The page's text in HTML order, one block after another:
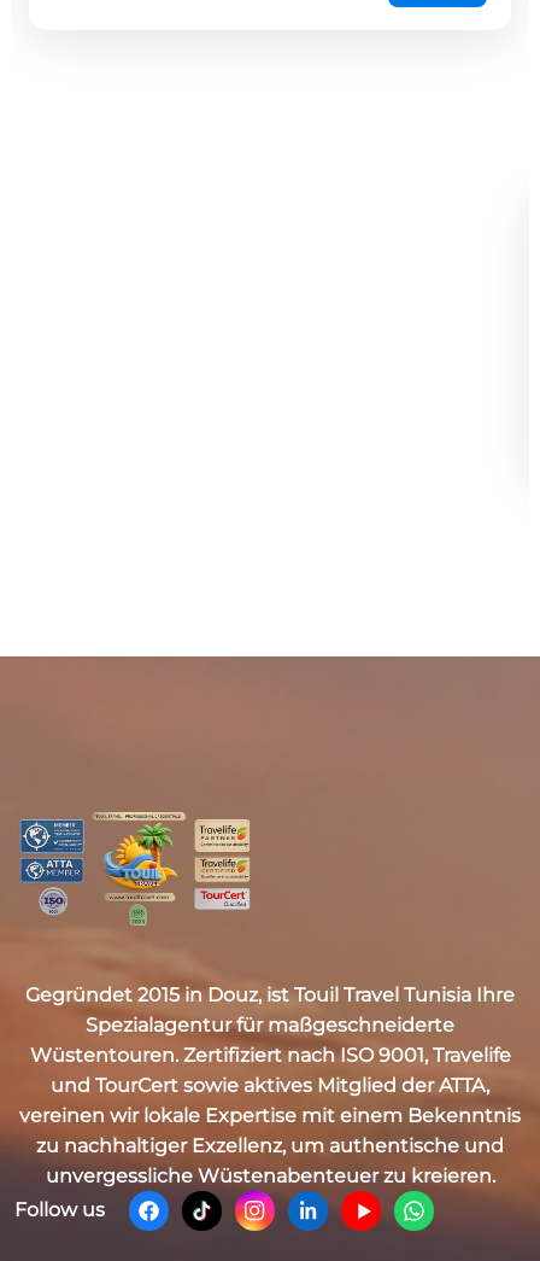
Gegründet 2015 in Douz, istTouil Travel Tunisia Ihre
Spezialagentur für maßgeschneiderte
Wüstentouren. Zertifiziert nach ISO 9001, Travelife
und TourCert sowie aktives Mitglied derATTA,
vereinen wir lokale Expertise mit einem Bekenntnis
zu nachhaltiger Exzellenz, um authentische und
unvergessliche Wüstenabenteuer zu kreieren.
Follow us